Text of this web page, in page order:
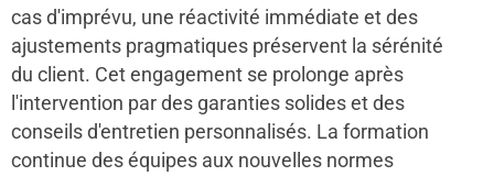
cas d'imprévu, une réactivité immédiate et des
ajustements pragmatiques préservent la sérénité
du client. Cet engagement se prolonge après
l'intervention par des garanties solides et des
conseils d'entretien personnalisés. La formation
continue des équipes aux nouvelles normes